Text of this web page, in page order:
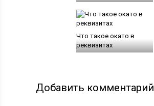
Что такое окато в
реквизитах
Добавить комментарий